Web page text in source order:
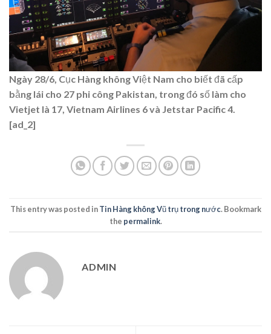
Ngày 28/6, Cục Hàng không Việt Nam cho biết đã cấp
bằng lái cho 27 phi công Pakistan, trong đó số làm cho
Vietjet là 17, Vietnam Airlines 6 và Jetstar Pacific 4.
[ad_2]
This entry was posted inTin Hàng không Vũ trụ trong nước. Bookmark
the permalink.
ADMIN